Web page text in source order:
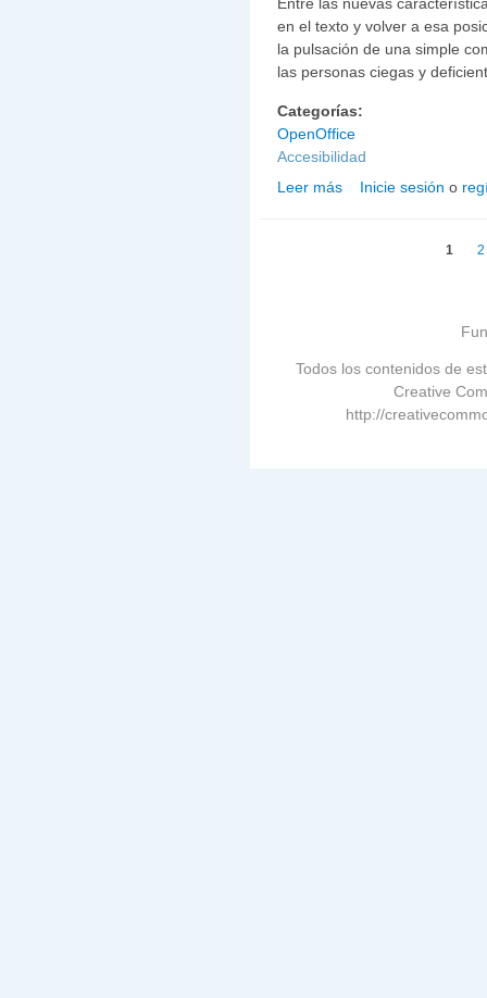
en el texto y volver a esa
la pulsación de una simple
las personas ciegas y
Categorías:
OpenOffice
Accesibilidad
Leer más sobre OpenOffice 2.0.1
Inicie sesión o
1 2
Todos los contenidos de
Creative
http://